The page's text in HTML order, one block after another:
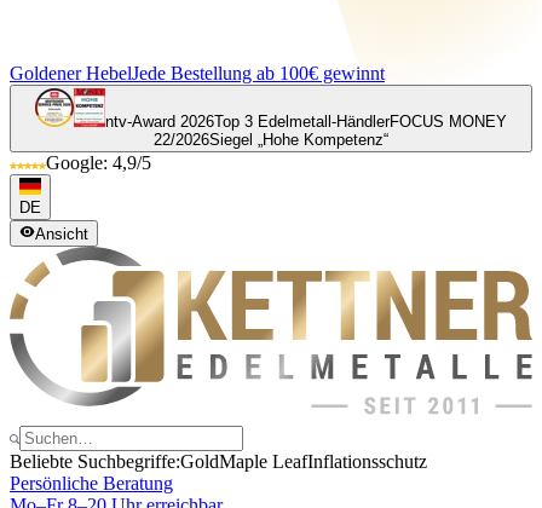
Goldener HebelJede Bestellung ab 100€ gewinnt
ntv-Award 2026Top 3 Edelmetall-HändlerFOCUS MONEY
22/2026Siegel „Hohe Kompetenz“
Google: 4,9/5
DE
Ansicht
Beliebte Suchbegriffe:GoldMaple LeafInflationsschutz
Persönliche Beratung